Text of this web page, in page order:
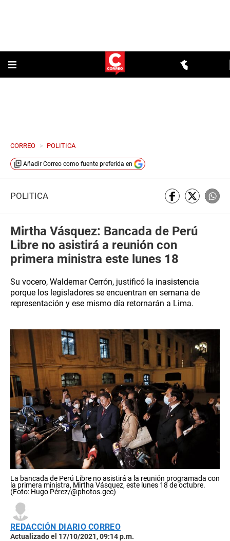
CORREO > POLITICA
Añadir Correo como fuente preferida en
POLÍTICA
Mirtha Vásquez: Bancada de Perú
Libre no asistirá a reunión con
primera ministra este lunes 18
Su vocero, Waldemar Cerrón, justificó la inasistencia
porque los legisladores se encuentran en semana de
representación y ese mismo día retornarán a Lima.
La bancada de Perú Libre no asistirá a la reunión programada con
la primera ministra, Mirtha Vásquez, este lunes 18 de octubre.
(Foto: Hugo Pérez/@photos.gec)
REDACCIÓN DIARIO CORREO
Actualizado el 17/10/2021, 09:14 p.m.